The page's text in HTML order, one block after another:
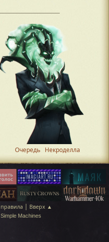
Очередь Некроделла
| Вверх ▲
Simple Machines